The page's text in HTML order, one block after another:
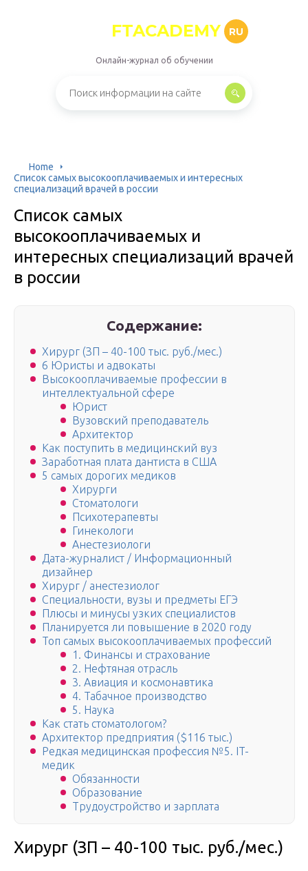
FTACADEMY RU
Онлайн-журнал об обучении
Home
Список самых высокооплачиваемых и интересных
специализаций врачей в россии
Список самых
высокооплачиваемых и
интересных специализаций врачей
в россии
Содержание:
Хирург (ЗП – 40-100 тыс. руб./мес.)
6 Юристы и адвокаты
Высокооплачиваемые профессии в
интеллектуальной сфере
Юрист
Вузовский преподаватель
Архитектор
Как поступить в медицинский вуз
Заработная плата дантиста в США
5 самых дорогих медиков
Хирурги
Стоматологи
Психотерапевты
Гинекологи
Анестезиологи
Дата-журналист / Информационный
дизайнер
Хирург / анестезиолог
Специальности, вузы и предметы ЕГЭ
Плюсы и минусы узких специалистов
Планируется ли повышение в 2020 году
Топ самых высокооплачиваемых профессий
1. Финансы и страхование
2. Нефтяная отрасль
3. Авиация и космонавтика
4. Табачное производство
5. Наука
Как стать стоматологом?
Архитектор предприятия ($116 тыс.)
Редкая медицинская профессия №5. IT-
медик
Обязанности
Образование
Трудоустройство и зарплата
Хирург (ЗП – 40-100 тыс. руб./мес.)